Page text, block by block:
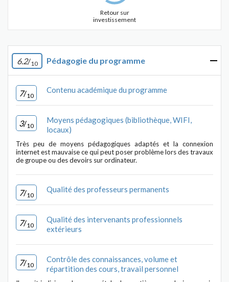
Retour sur
investissement
6.2/10 Pédagogie du programme
7/10
Contenu académique du programme
3/10
Moyens pédagogiques (bibliothèque, WIFI,
locaux)
Très peu de moyens pédagogiques adaptés et la connexion
internet est mauvaise ce qui peut poser problème lors des travaux
de groupe ou des devoirs sur ordinateur.
7/10
Qualité des professeurs permanents
7/10
Qualité des intervenants professionnels
extérieurs
7/10
Contrôle des connaissances, volume et
répartition des cours, travail personnel